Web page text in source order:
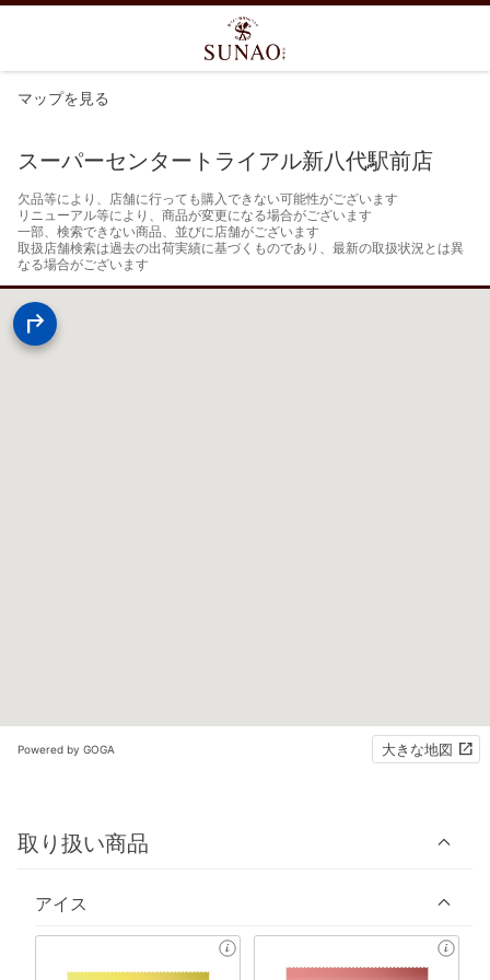
マップを見る
スーパーセンタートライアル新八代駅前店
欠品等により、店舗に行っても購入できない可能性がございます
リニューアル等により、商品が変更になる場合がございます
一部、検索できない商品、並びに店舗がございます
取扱店舗検索は過去の出荷実績に基づくものであり、最新の取扱状況とは異
なる場合がございます
Powered by GOGA 大きな地図
取り扱い商品
アイス